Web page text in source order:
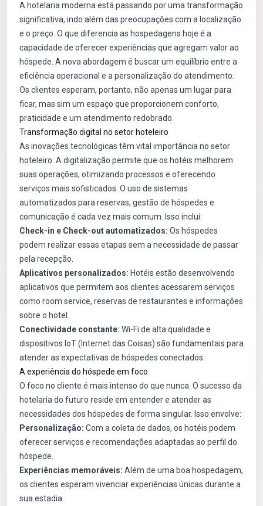
A hotelaria moderna está passando por uma transformação
significativa, indo além das preocupações com a localização
e o preço. O que diferencia as hospedagens hoje é a
capacidade de oferecer experiências que agregam valor ao
hóspede. A nova abordagem é buscar um equilíbrio entre a
eficiência operacional e a personalização do atendimento.
Os clientes esperam, portanto, não apenas um lugar para
ficar, mas sim um espaço que proporcionem conforto,
praticidade e um atendimento redobrado.
Transformação digital no setor hoteleiro
As inovações tecnológicas têm vital importância no setor
hoteleiro. A digitalização permite que os hotéis melhorem
suas operações, otimizando processos e oferecendo
serviços mais sofisticados. O uso de sistemas
automatizados para reservas, gestão de hóspedes e
comunicação é cada vez mais comum. Isso inclui:
Check-in e Check-out automatizados: Os hóspedes
podem realizar essas etapas sem a necessidade de passar
pela recepção.
Aplicativos personalizados: Hotéis estão desenvolvendo
aplicativos que permitem aos clientes acessarem serviços
como room service, reservas de restaurantes e informações
sobre o hotel.
Conectividade constante: Wi-Fi de alta qualidade e
dispositivos IoT (Internet das Coisas) são fundamentais para
atender as expectativas de hóspedes conectados.
A experiência do hóspede em foco
O foco no cliente é mais intenso do que nunca. O sucesso da
hotelaria do futuro reside em entender e atender as
necessidades dos hóspedes de forma singular. Isso envolve:
Personalização: Com a coleta de dados, os hotéis podem
oferecer serviços e recomendações adaptadas ao perfil do
hóspede.
Experiências memoráveis: Além de uma boa hospedagem,
os clientes esperam vivenciar experiências únicas durante a
sua estadia.